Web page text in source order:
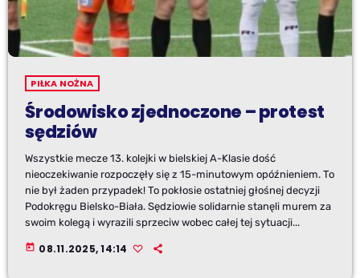
PIŁKA NOŻNA
Środowisko zjednoczone – protest
sędziów
Wszystkie mecze 13. kolejki w bielskiej A-Klasie dość
nieoczekiwanie rozpoczęły się z 15-minutowym opóźnieniem. To
nie był żaden przypadek! To pokłosie ostatniej głośnej decyzji
Podokręgu Bielsko-Biała. Sędziowie solidarnie stanęli murem za
swoim kolegą i wyrazili sprzeciw wobec całej tej sytuacji...
today 08.11.2025, 14:14